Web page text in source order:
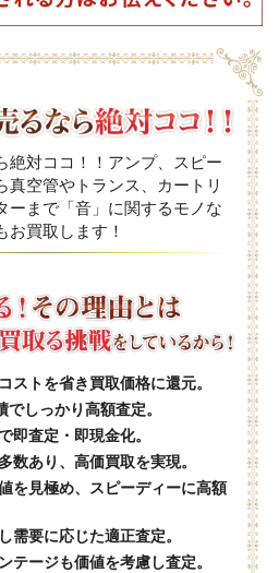
絶対ココ！！アンプ、スピー
真空管やトランス、カートリ
ーまで「音」に関するモノな
お買取します！
ストを省き買取価格に還元。
しっかり高額査定。
即査定・即現金化。
数あり、高価買取を実現。
を見極め、スピーディーに高額
需要に応じた適正査定。
テージも価値を考慮し査定。